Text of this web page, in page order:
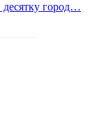
десятку город…